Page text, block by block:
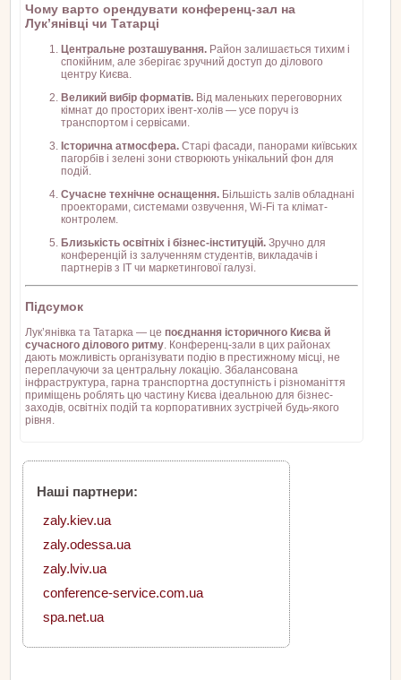
Чому варто орендувати конференц-зал на
Лук’янівці чи Татарці
Центральне розташування. Район залишається тихим і
спокійним, але зберігає зручний доступ до ділового
центру Києва.
Великий вибір форматів. Від маленьких переговорних
кімнат до просторих івент-холів — усе поруч із
транспортом і сервісами.
Історична атмосфера. Старі фасади, панорами київських
пагорбів і зелені зони створюють унікальний фон для
подій.
Сучасне технічне оснащення. Більшість залів обладнані
проекторами, системами озвучення, Wi-Fi та клімат-
контролем.
Близькість освітніх і бізнес-інституцій. Зручно для
конференцій із залученням студентів, викладачів і
партнерів з IT чи маркетингової галузі.
Підсумок
Лук’янівка та Татарка — це поєднання історичного Києва й
сучасного ділового ритму . Конференц-зали в цих районах
дають можливість організувати подію в престижному місці, не
переплачуючи за центральну локацію. Збалансована
інфраструктура, гарна транспортна доступність і різноманіття
приміщень роблять цю частину Києва ідеальною для бізнес-
заходів, освітніх подій та корпоративних зустрічей будь-якого
рівня.
Наші партнери:
zaly.kiev.ua
zaly.odessa.ua
zaly.lviv.ua
conference-service.com.ua
spa.net.ua